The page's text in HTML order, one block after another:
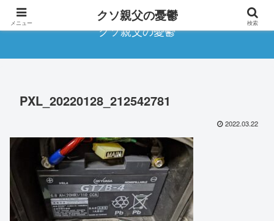
クソ親父の憂鬱
PXL_20220128_212542781
2022.03.22
メニュー クソ親父の憂鬱 検索